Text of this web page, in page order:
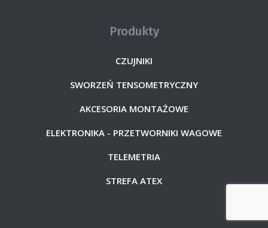
Produkty
CZUJNIKI
SWORZEŃ TENSOMETRYCZNY
AKCESORIA MONTAŻOWE
ELEKTRONIKA - PRZETWORNIKI WAGOWE
TELEMETRIA
STREFA ATEX